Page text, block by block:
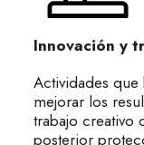
Innovación y
Actividades
mejorar los
trabajo creativo
posterior